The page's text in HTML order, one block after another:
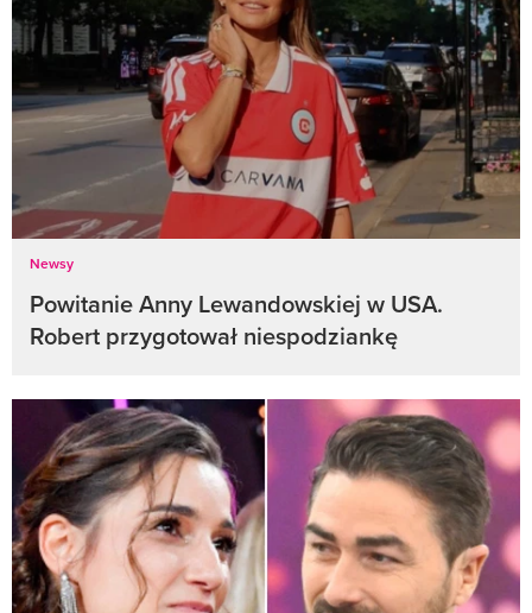
Newsy
Powitanie Anny Lewandowskiej w USA.
Robert przygotował niespodziankę